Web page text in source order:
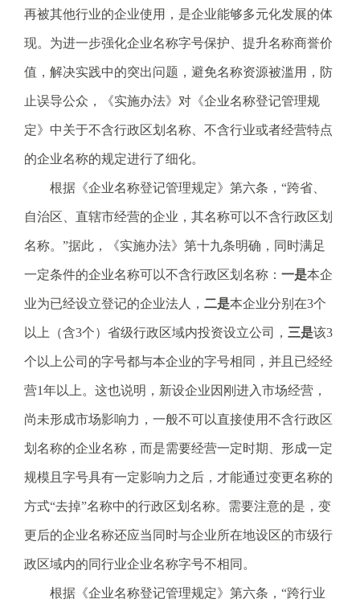
再被其他行业的企业使用，是企业能够多元化发展的体
现。为进一步强化企业名称字号保护、提升名称商誉价
值，解决实践中的突出问题，避免名称资源被滥用，防
止误导公众，《实施办法》对《企业名称登记管理规
定》中关于不含行政区划名称、不含行业或者经营特点
的企业名称的规定进行了细化。
根据《企业名称登记管理规定》第六条，“跨省、
自治区、直辖市经营的企业，其名称可以不含行政区划
名称。”据此，《实施办法》第十九条明确，同时满足
一定条件的企业名称可以不含行政区划名称： 一是本企
业为已经设立登记的企业法人， 二是本企业分别在3个
以上（含3个）省级行政区域内投资设立公司， 三是该3
个以上公司的字号都与本企业的字号相同，并且已经经
营1年以上。这也说明，新设企业因刚进入市场经营，
尚未形成市场影响力，一般不可以直接使用不含行政区
划名称的企业名称，而是需要经营一定时期、形成一定
规模且字号具有一定影响力之后，才能通过变更名称的
方式“去掉”名称中的行政区划名称。需要注意的是，变
更后的企业名称还应当同时与企业所在地设区的市级行
政区域内的同行业企业名称字号不相同。
根据《企业名称登记管理规定》第六条，“跨行业